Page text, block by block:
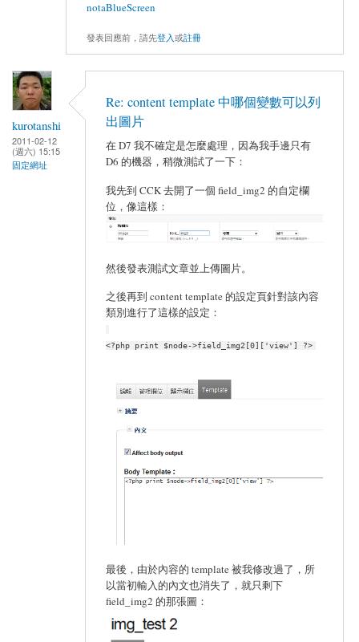
notaBlueScreen
發表回應前，請先登入或註冊
kurotanshi
2011-02-12
(週六) 15:15
固定網址
Re: content template 中哪個變數可以列
出圖片
在 D7 我不確定是怎麼處理，因為我手邊只有
D6 的機器，稍微測試了一下：
我先到 CCK 去開了一個 field_img2 的自定欄
位，像這樣：
然後發表測試文章並上傳圖片。
之後再到 content template 的設定頁針對該內容
類別進行了這樣的設定：
<?php print $node->field_img2[0]['view'] ?>
最後，由於內容的 template 被我修改過了，所
以當初輸入的內文也消失了，就只剩下
field_img2 的那張圖：